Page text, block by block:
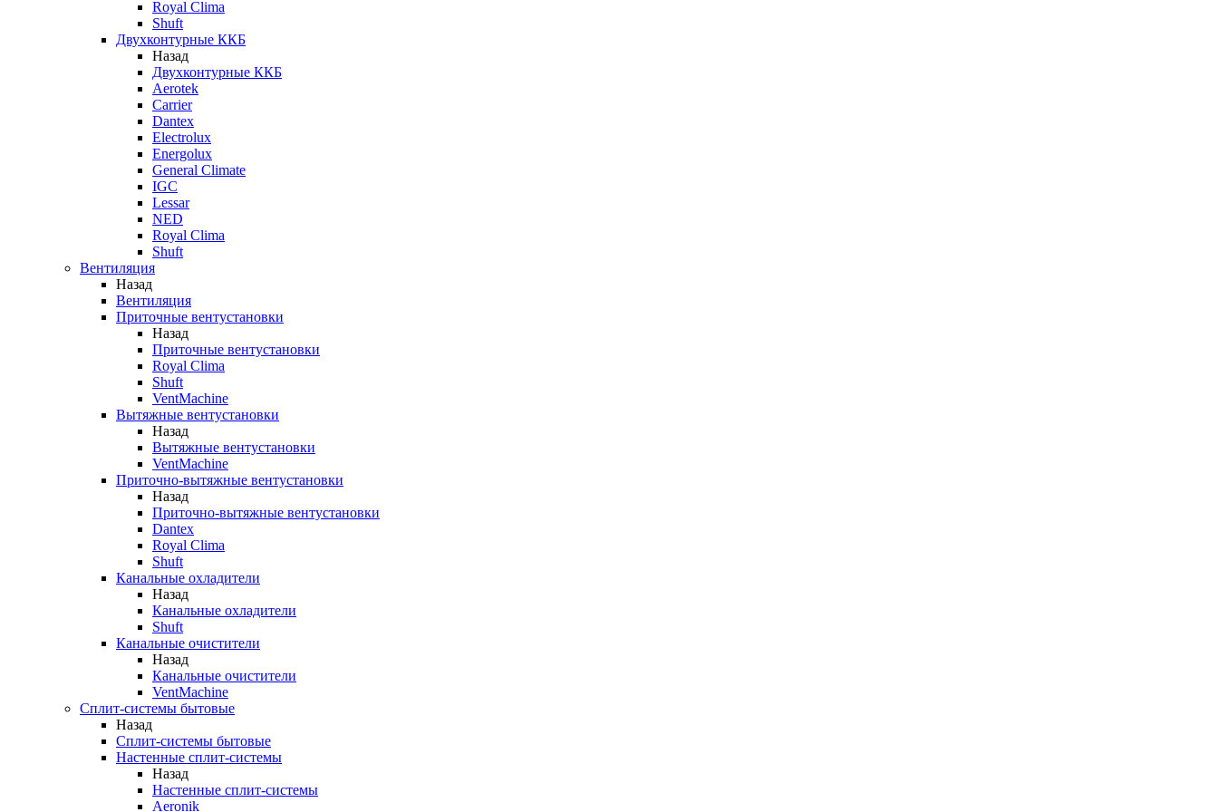
Royal Clima
Shuft
Двухконтурные ККБ
Назад
Двухконтурные ККБ
Aerotek
Carrier
Dantex
Electrolux
Energolux
General Climate
IGC
Lessar
NED
Royal Clima
Shuft
Вентиляция
Назад
Вентиляция
Приточные вентустановки
Назад
Приточные вентустановки
Royal Clima
Shuft
VentMachine
Вытяжные вентустановки
Назад
Вытяжные вентустановки
VentMachine
Приточно-вытяжные вентустановки
Назад
Приточно-вытяжные вентустановки
Dantex
Royal Clima
Shuft
Канальные охладители
Назад
Канальные охладители
Shuft
Канальные очистители
Назад
Канальные очистители
VentMachine
Сплит-системы бытовые
Назад
Сплит-системы бытовые
Настенные сплит-системы
Назад
Настенные сплит-системы
Aeronik